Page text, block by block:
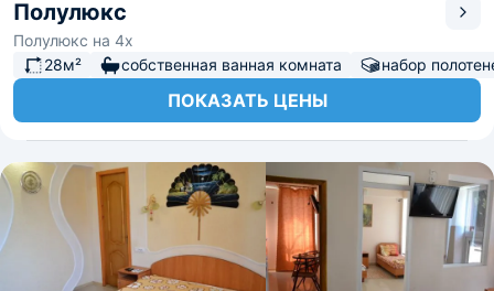
Полулюкс
Полулюкс на 4х
28м²
собственная ванная комната набор
ПОКАЗАТЬ ЦЕНЫ